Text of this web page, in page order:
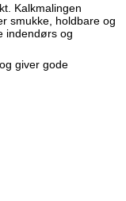
Kalkmalingen
smukke, holdbare og
indendørs og
giver gode